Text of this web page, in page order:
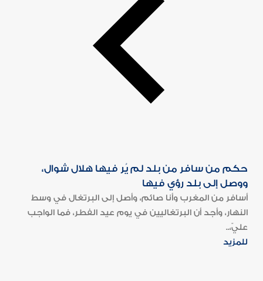
حكم من سافر من بلد لم يُر فيها هلال شوال،
ووصل إلى بلد رؤي فيها
أسافر من المغرب وأنا صائم، وأصل إلى البرتغال في وسط
النهار، وأجد أن البرتغاليين في يوم عيد الفطر، فما الواجب
عليّ،..
للمزيد